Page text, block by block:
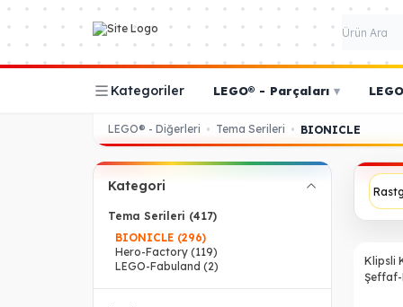
Kategoriler LEGO® - Parçaları ▾
LEGO® - Diğerleri • Tema Serileri • BIONICLE
Kategori
Tema Serileri (417)
BIONICLE (296)
Hero-Factory (119)
LEGO-Fabuland (2)
Klipsli
Şeffaf-